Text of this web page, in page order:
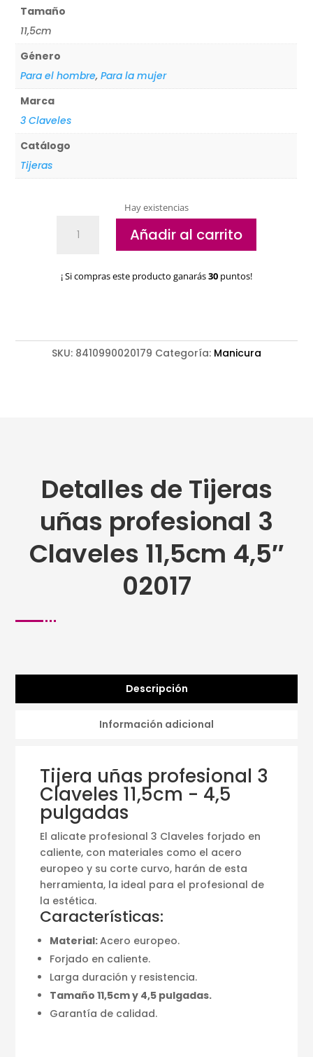
Tamaño
11,5cm
Género
Para el hombre,Para la mujer
Marca
3 Claveles
Catálogo
Tijeras
Hay existencias
uñas
cantidad
Añadir al carrito
¡ Si compras este producto ganarás30 puntos!
SKU: 8410990020179 Categoría: Manicura
Detalles de Tijeras
uñas profesional 3
Claveles 11,5cm 4,5″
02017
Descripción
Información adicional
Tijera uñas profesional 3
Claveles 11,5cm - 4,5
pulgadas
El alicate profesional 3 Claveles forjado en
caliente, con materiales como el acero
europeo y su corte curvo, harán de esta
herramienta, la ideal para el profesional de
la estética.
Características:
Material:Acero europeo.
Forjado en caliente.
Larga duración y resistencia.
Tamaño 11,5cm y 4,5 pulgadas.
Garantía de calidad.